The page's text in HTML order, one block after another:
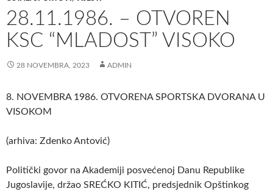
28.11.1986. – OTVOREN
KSC “MLADOST” VISOKO
28 NOVEMBRA, 2023 ADMIN
8. NOVEMBRA 1986. OTVORENA SPORTSKA DVORANA U
VISOKOM
(arhiva: Zdenko Antović)
Politički govor na Akademiji posvećenoj Danu Republike
Jugoslavije, držao SREĆKO KITIĆ, predsjednik Opštinkog